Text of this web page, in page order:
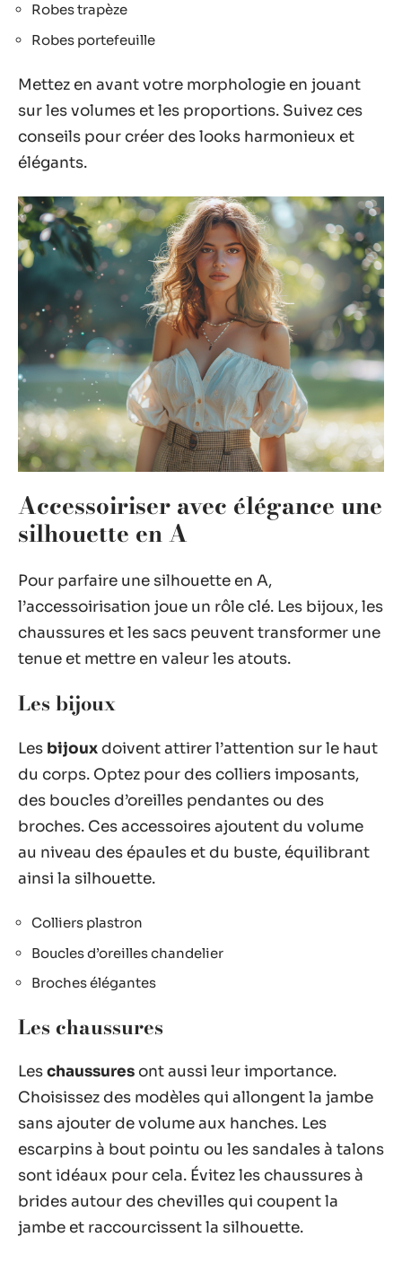
Robes trapèze
Robes portefeuille
Mettez en avant votre morphologie en jouant
sur les volumes et les proportions. Suivez ces
conseils pour créer des looks harmonieux et
élégants.
Accessoiriser avec élégance une
silhouette en A
Pour parfaire une silhouette en A,
l’accessoirisation joue un rôle clé. Les bijoux, les
chaussures et les sacs peuvent transformer une
tenue et mettre en valeur les atouts.
Les bijoux
Les bijoux doivent attirer l’attention sur le haut
du corps. Optez pour des colliers imposants,
des boucles d’oreilles pendantes ou des
broches. Ces accessoires ajoutent du volume
au niveau des épaules et du buste, équilibrant
ainsi la silhouette.
Colliers plastron
Boucles d’oreilles chandelier
Broches élégantes
Les chaussures
Leschaussures ont aussi leur importance.
Choisissez des modèles qui allongent la jambe
sans ajouter de volume aux hanches. Les
escarpins à bout pointu ou les sandales à talons
sont idéaux pour cela. Évitez les chaussures à
brides autour des chevilles qui coupent la
jambe et raccourcissent la silhouette.